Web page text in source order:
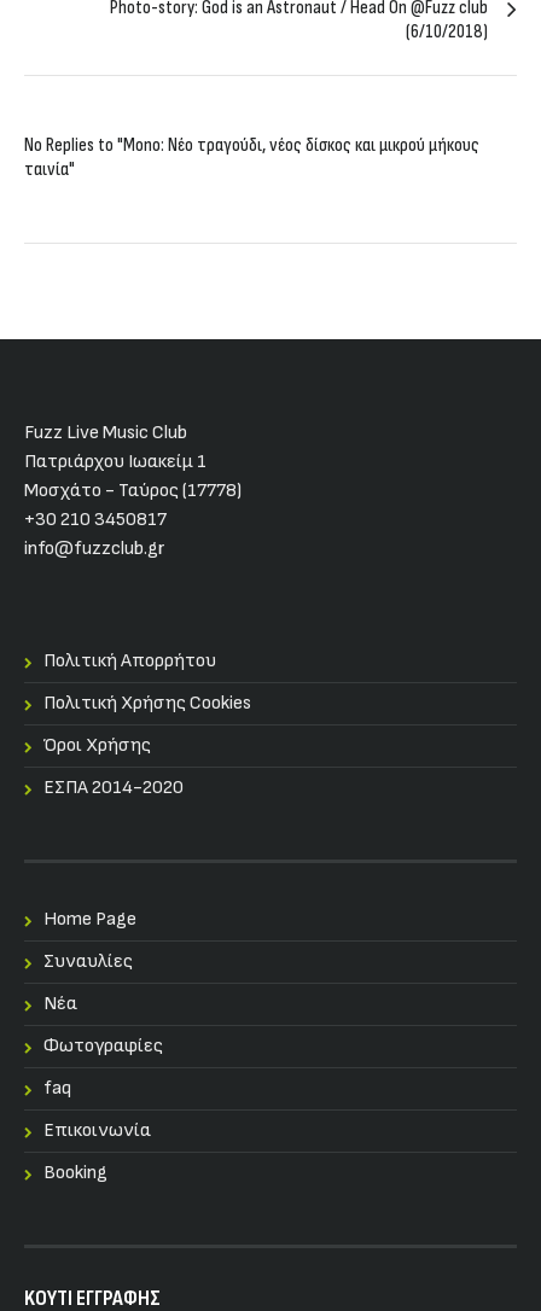
Photo-story: God is an Astronaut / Head On @Fuzz club
(6/10/2018)
No Replies to "Μono: Νέο τραγούδι, νέος δίσκος και μικρού μήκους
ταινία"
Fuzz Live Music Club
Πατριάρχου Ιωακείμ 1
Μοσχάτο - Ταύρος (17778)
+30 210 3450817
info@fuzzclub.gr
Πολιτική Απορρήτου
Πολιτική Χρήσης Cookies
Όροι Χρήσης
ΕΣΠΑ 2014-2020
Home Page
Συναυλίες
Nέα
Φωτογραφίες
faq
Επικοινωνία
Booking
KOYTI ΕΓΓΡΑΦΗΣ